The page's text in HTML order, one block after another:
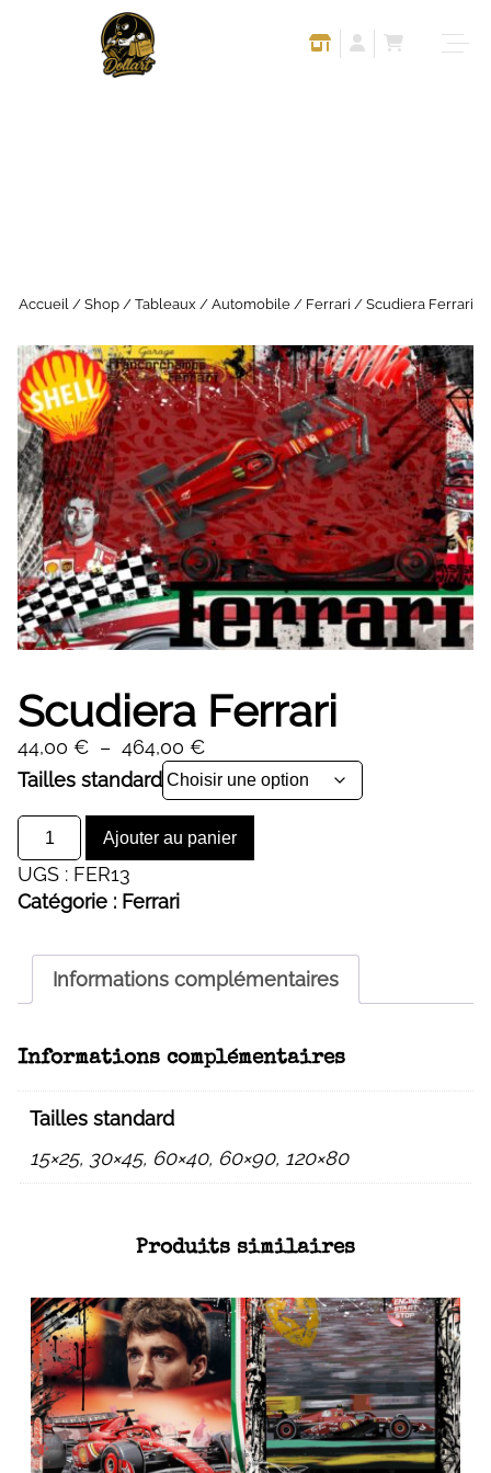
Accueil/ Shop/ Tableaux / Automobile/ Ferrari / Scudiera Ferrari
Scudiera Ferrari
44,00 € – 464,00 €Plage
de
prix :
44,00 €
à
Tailles standard
quantité
de
Scudiera
Ferrari
Ajouter au panier
Alternative:
UGS : FER13
Catégorie : Ferrari
Informations complémentaires
Informations complémentaires
Tailles standard
15×25, 30×45, 60×40, 60×90, 120×80
Produits similaires